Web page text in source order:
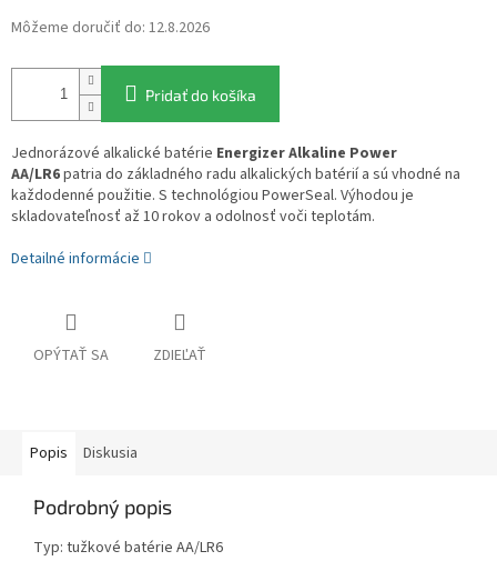
Môžeme doručiť do: 12.8.2026
Pridať do košíka
Jednorázové alkalické batérie Energizer Alkaline Power
AA/LR6patria do základného radu alkalických batérií a sú vhodné na
každodenné použitie. S technológiou PowerSeal. Výhodou je
skladovateľnosť až 10 rokov a odolnosť voči teplotám.
Detailné informácie
OPÝTAŤ SA ZDIEĽAŤ
Popis Diskusia
Podrobný popis
Typ: tužkové batérie AA/LR6